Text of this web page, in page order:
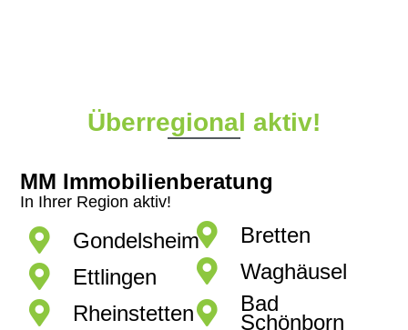
Überregional aktiv!
MM Immobilienberatung
In Ihrer Region aktiv!
Gondelsheim
Ettlingen
Rheinstetten
Bretten
Waghäusel
Bad
Schönborn